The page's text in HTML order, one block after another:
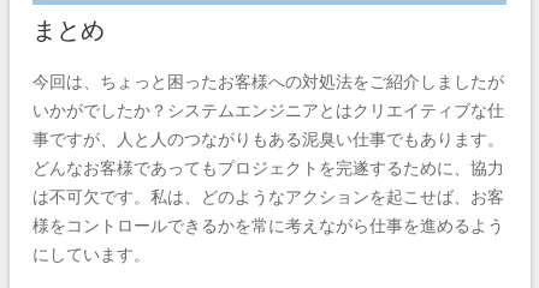
まとめ
今回は、ちょっと困ったお客様への対処法をご紹介しましたが
いかがでしたか？システムエンジニアとはクリエイティブな仕
事ですが、人と人のつながりもある泥臭い仕事でもあります。
どんなお客様であってもプロジェクトを完遂するために、協力
は不可欠です。私は、どのようなアクションを起こせば、お客
様をコントロールできるかを常に考えながら仕事を進めるよう
にしています。